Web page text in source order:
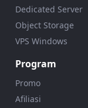
Dedicated Server
Object Storage
VPS Windows
Program
Promo
Afiliasi